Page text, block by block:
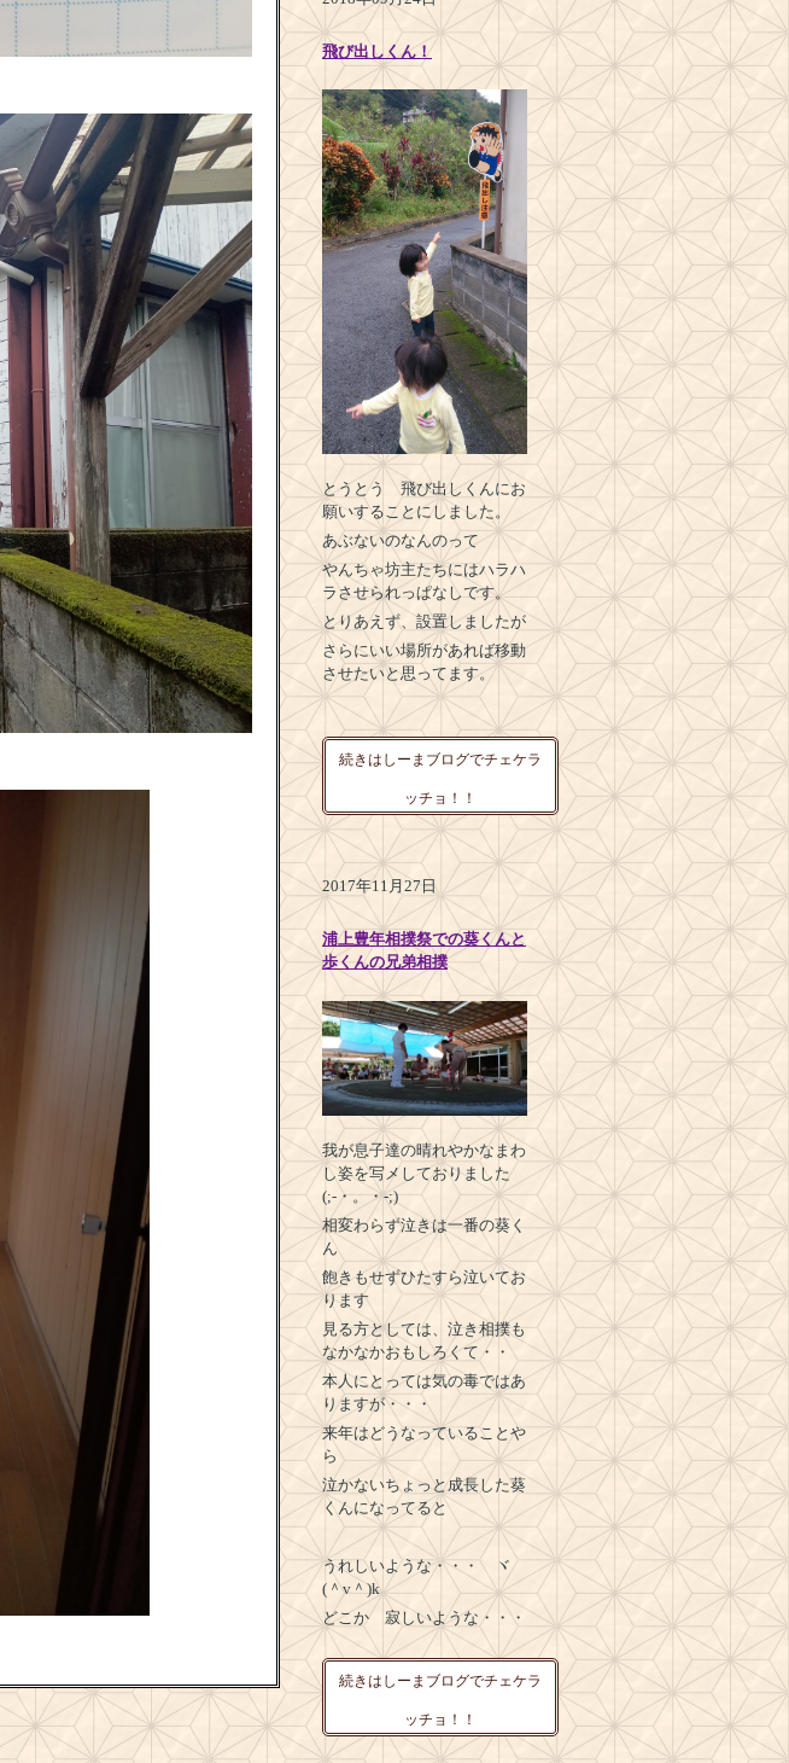
飛び出しくん！
とうとう 飛び出しくんにお
願いすることにしました。
あぶないのなんのって
やんちゃ坊主たちにはハラハ
ラさせられっぱなしです。
とりあえず、設置しましたが
さらにいい場所があれば移動
させたいと思ってます。
続きはしーまブログでチェケラ
ッチョ！！
2017年11月27日
浦上豊年相撲祭での葵くんと
歩くんの兄弟相撲
我が息子達の晴れやかなまわ
し姿を写メしておりました
(;-・。・-;)
相変わらず泣きは一番の葵く
ん
飽きもせずひたすら泣いてお
ります
見る方としては、泣き相撲も
なかなかおもしろくて・・
本人にとっては気の毒ではあ
りますが・・・
来年はどうなっていることや
ら
泣かないちょっと成長した葵
くんになってると
うれしいような・・・ ヾ
(＾v＾)k
どこか 寂しいような・・・
続きはしーまブログでチェケラ
ッチョ！！